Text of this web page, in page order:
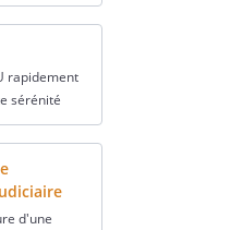
rapidement
sérénité
d'une